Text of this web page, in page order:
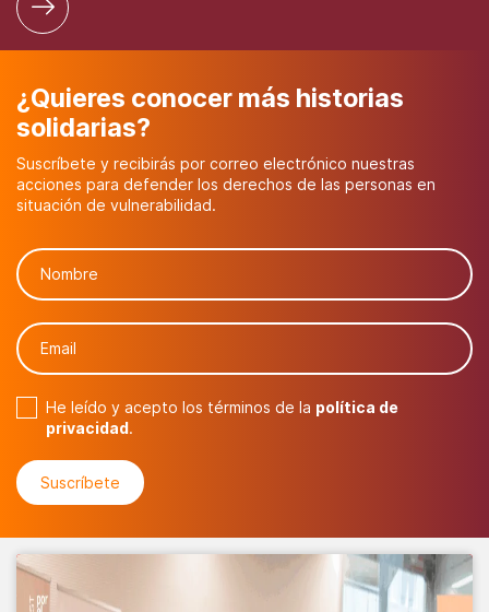
¿Quieres conocer más historias
solidarias?
Suscríbete y recibirás por correo electrónico nuestras
acciones para defender los derechos de las personas en
situación de vulnerabilidad.
He leído y acepto los términos de la política de
privacidad.